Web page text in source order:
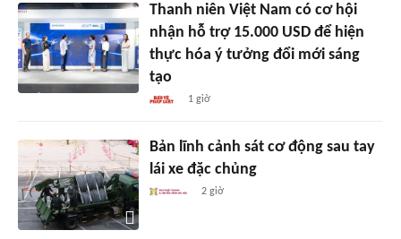
Thanh niên Việt Nam có cơ hội
nhận hỗ trợ 15.000 USD để hiện
thực hóa ý tưởng đổi mới sáng
tạo
1 giờ
Bản lĩnh cảnh sát cơ động sau tay
lái xe đặc chủng
2 giờ